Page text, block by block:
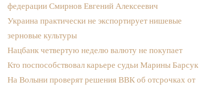
федерации Смирнов Евгений Алексеевич
Украина практически не экспортирует нишевые
зерновые культуры
Нацбанк четвертую неделю валюту не покупает
Кто поспособствовал карьере судьи Марины Барсук
На Волыни проверят решения ВВК об отсрочках от